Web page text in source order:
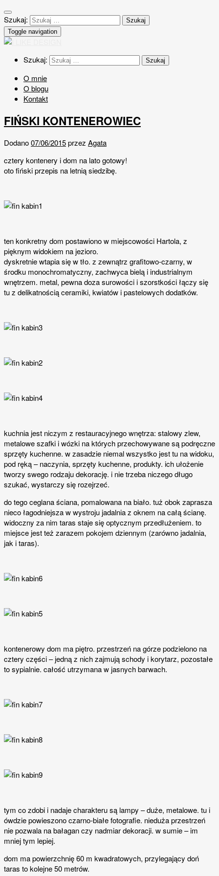
Szukaj:
Toggle navigation
Szukaj:
O mnie
O blogu
Kontakt
FIŃSKI KONTENEROWIEC
Dodano07/06/2015przez Agata
cztery kontenery i dom na lato gotowy!
oto fiński przepis na letnią siedzibę.
ten konkretny dom postawiono w miejscowości Hartola, z
pięknym widokiem na jezioro.
dyskretnie wtapia się w tło. z zewnątrz grafitowo-czarny, w
środku monochromatyczny, zachwyca bielą i industrialnym
wnętrzem. metal, pewna doza surowości i szorstkości łączy się
tu z delikatnością ceramiki, kwiatów i pastelowych dodatków.
kuchnia jest niczym z restauracyjnego wnętrza: stalowy zlew,
metalowe szafki i wózki na których przechowywane są podręczne
sprzęty kuchenne. w zasadzie niemal wszystko jest tu na widoku,
pod ręką – naczynia, sprzęty kuchenne, produkty. ich ułożenie
tworzy swego rodzaju dekorację. i nie trzeba niczego długo
szukać, wystarczy się rozejrzeć.
do tego ceglana ściana, pomalowana na biało. tuż obok zaprasza
nieco łagodniejsza w wystroju jadalnia z oknem na całą ścianę.
widoczny za nim taras staje się optycznym przedłużeniem. to
miejsce jest też zarazem pokojem dziennym (zarówno jadalnia,
jak i taras).
kontenerowy dom ma piętro. przestrzeń na górze podzielono na
cztery części – jedną z nich zajmują schody i korytarz, pozostałe
to sypialnie. całość utrzymana w jasnych barwach.
tym co zdobi i nadaje charakteru są lampy – duże, metalowe. tu i
ówdzie powieszono czarno-białe fotografie. nieduża przestrzeń
nie pozwala na bałagan czy nadmiar dekoracji. w sumie – im
mniej tym lepiej.
dom ma powierzchnię 60 m kwadratowych, przylegający doń
taras to kolejne 50 metrów.